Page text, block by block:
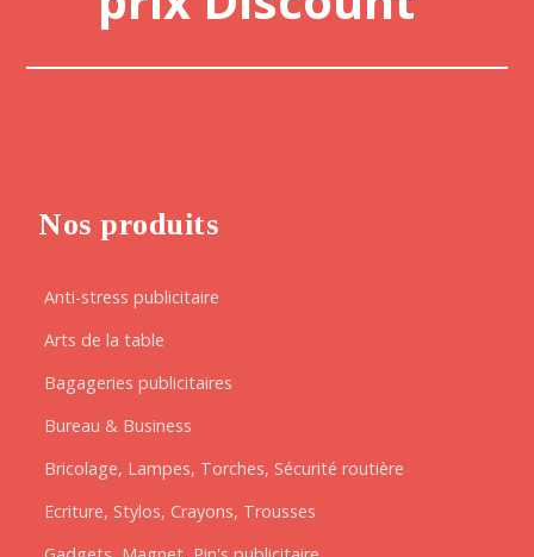
Nos produits
Anti-stress publicitaire
Arts de la table
Bagageries publicitaires
Bureau & Business
Bricolage, Lampes, Torches, Sécurité routière
Ecriture, Stylos, Crayons, Trousses